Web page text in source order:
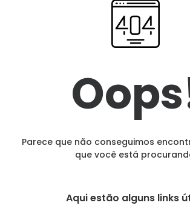
Parece que não conseguimos
que você está
Aqui estão alguns links